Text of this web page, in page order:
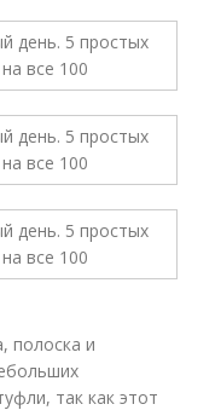
полоска и
так как этот